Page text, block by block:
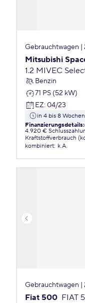
Gebrauchtwagen |
Mitsubishi
1.2 MIVEC
Benzin
71 PS (52 kW)
EZ: 04/23
in 4 bis 8 Wochen
Finanzierungsdetails:
4.920 €
Kraftstoffverbrauch
kombiniert: k.A.
Gebrauchtwagen |
Fiat 500 FIAT